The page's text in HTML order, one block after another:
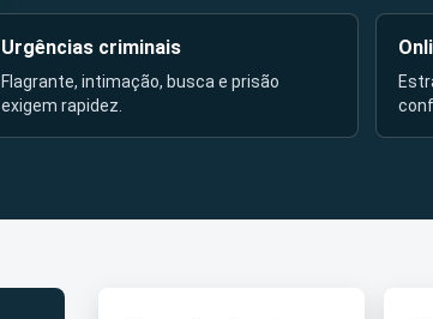
Urgências criminais
Flagrante, intimação, busca e prisão
exigem rapidez.